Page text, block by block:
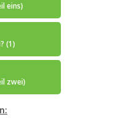
eins)
(1)
zwei)